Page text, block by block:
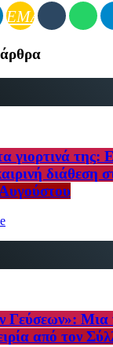
EMAIL
άρθρα
της:
διάθεση
Γεύσεων»: Μια
από τον